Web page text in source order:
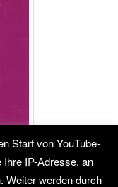
Utilisation
Kinder und
Start von YouTube-
IP-Adresse, an
Weiter werden durch